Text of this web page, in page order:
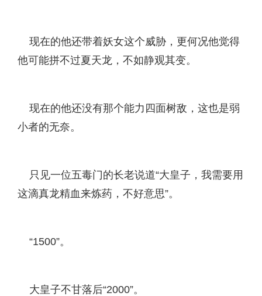
现在的他还带着妖女这个威胁，更何况他觉得
他可能拼不过夏天龙，不如静观其变。
现在的他还没有那个能力四面树敌，这也是弱
小者的无奈。
只见一位五毒门的长老说道“大皇子，我需要用
这滴真龙精血来炼药，不好意思”。
“1500”。
大皇子不甘落后“2000”。